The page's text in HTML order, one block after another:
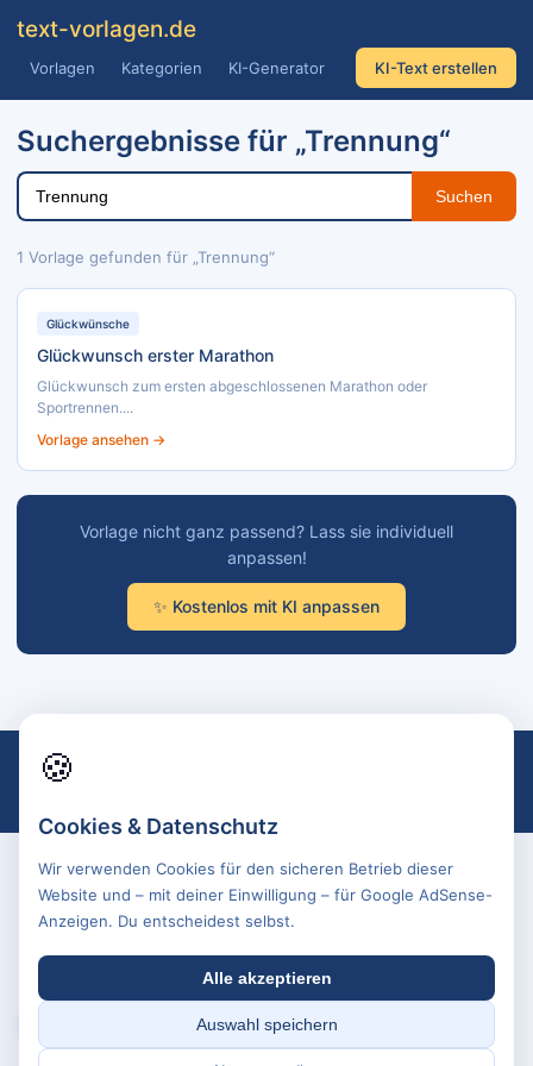
text-vorlagen.de
Vorlagen Kategorien KI-Generator KI-Text erstellen
Suchergebnisse für „Trennung“
Suchen
1 Vorlage gefunden für „Trennung“
Glückwünsche
Glückwunsch erster Marathon
Glückwunsch zum ersten abgeschlossenen Marathon oder
Sportrennen....
Vorlage ansehen →
Vorlage nicht ganz passend? Lass sie individuell
anpassen!
✨ Kostenlos mit KI anpassen
🍪
Cookies & Datenschutz
Wir verwenden Cookies für den sicheren Betrieb dieser
Website und – mit deiner Einwilligung – für Google AdSense-
Anzeigen. Du entscheidest selbst.
Alle akzeptieren
Auswahl speichern